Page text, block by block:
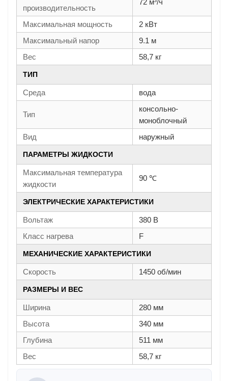
производительность
72 м³/ч
Максимальная мощность
2 кВт
Максимальный напор
9.1 м
Вес
58,7 кг
ТИП
Среда вода
Тип
консольно-
моноблочный
Вид
наружный
ПАРАМЕТРЫ ЖИДКОСТИ
Максимальная температура
жидкости
90 ℃
ЭЛЕКТРИЧЕСКИЕ ХАРАКТЕРИСТИКИ
Вольтаж
380 В
Класс нагрева
F
МЕХАНИЧЕСКИЕ ХАРАКТЕРИСТИКИ
Скорость 1450 об/мин
РАЗМЕРЫ И ВЕС
Ширина
280 мм
Высота
340 мм
Глубина
511 мм
Вес
58,7 кг